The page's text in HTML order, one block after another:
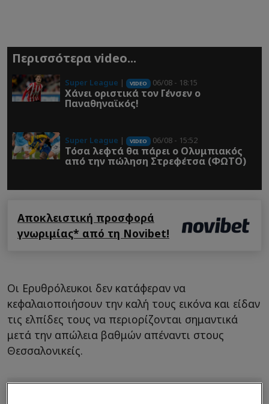
Περισσότερα video...
Super League | VIDEO 06/08 - 18:15
Χάνει οριστικά τον Γένσεν ο
Παναθηναϊκός!
Super League | VIDEO 06/08 - 15:52
Τόσα λεφτά θα πάρει ο Ολυμπιακός
από την πώληση Στρεφέτσα (ΦΩΤΟ)
Αποκλειστική προσφορά
γνωριμίας* από τη Novibet!
Οι Ερυθρόλευκοι δεν κατάφεραν να
κεφαλαιοποιήσουν την καλή τους εικόνα και είδαν
τις ελπίδες τους να περιορίζονται σημαντικά
μετά την απώλεια βαθμών απέναντι στους
Θεσσαλονικείς.